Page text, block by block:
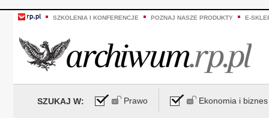
SZKOLENIA I KONFERENCJE POZNAJ NASZE PRODUKTY E-
SZUKAJ W: Prawo Ekonomia i biznes